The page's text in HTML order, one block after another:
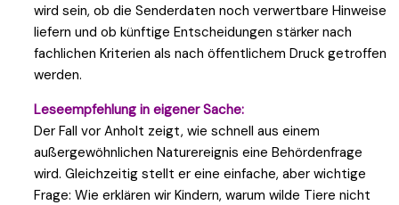
wird sein, ob die Senderdaten noch verwertbare Hinweise
liefern und ob künftige Entscheidungen stärker nach
fachlichen Kriterien als nach öffentlichem Druck getroffen
werden.
Leseempfehlung in eigener Sache:
Der Fall vor Anholt zeigt, wie schnell aus einem
außergewöhnlichen Naturereignis eine Behördenfrage
wird. Gleichzeitig stellt er eine einfache, aber wichtige
Frage: Wie erklären wir Kindern, warum wilde Tiere nicht